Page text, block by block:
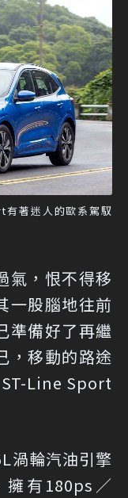
著迷人的歐系駕馭
氣，恨不得移
一股腦地往前
準備好了再繼
，移動的路途
Line Sport
渦輪汽油引擎
有180ps／